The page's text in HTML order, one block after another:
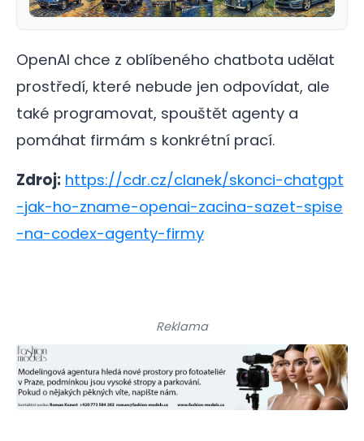
OpenAI chce z oblíbeného chatbota udělat
prostředí, které nebude jen odpovídat, ale
také programovat, spouštět agenty a
pomáhat firmám s konkrétní prací.
Zdroj: https://cdr.cz/clanek/skonci-chatgpt
-jak-ho-zname-openai-zacina-sazet-spise
-na-codex-agenty-firmy
Reklama